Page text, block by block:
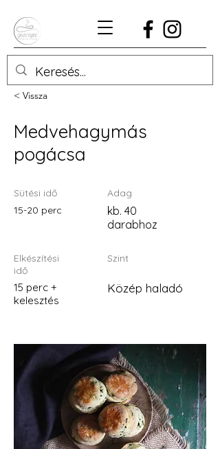
< Vissza
Medvehagymás
pogácsa
Sütési idő
15-20 perc
Elkészítési
idő
15 perc +
kelesztés
Adag
kb. 40
darabhoz
Szint
Közép haladó